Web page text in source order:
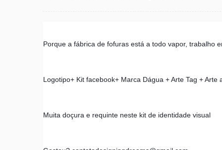
Porque a fábrica de fofuras está a todo vapor, trabalho
Logotipo+ Kit facebook+ Marca Dágua + Arte Tag +
Muita doçura e requinte neste kit de identidade visual